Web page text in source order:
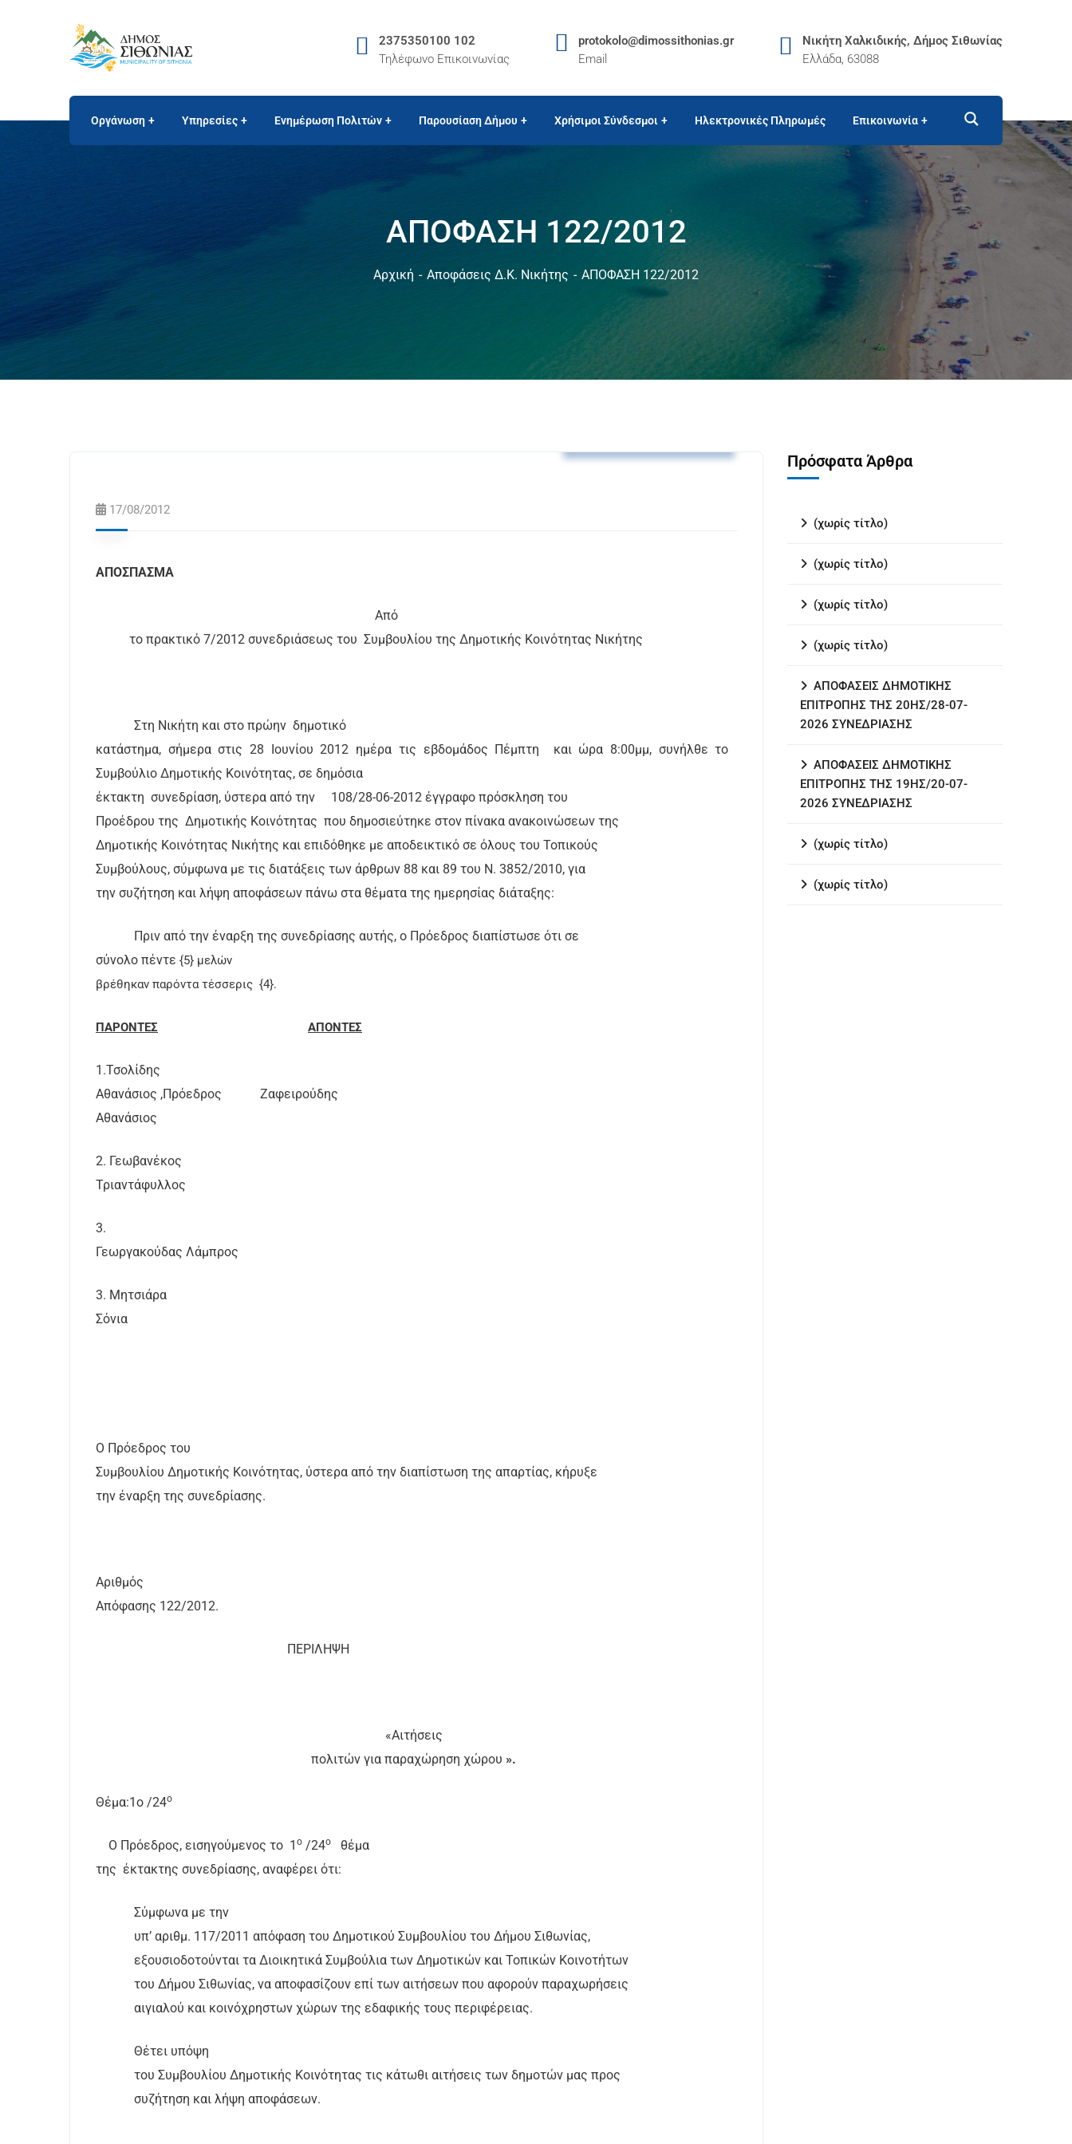
2375350100 102
Τηλέφωνο Επικοινωνίας
protokolo@dimossithonias.gr
Email
Νικήτη Χαλκιδικής, Δήμος Σιθωνίας
Ελλάδα, 63088
Οργάνωση Υπηρεσίες Ενημέρωση Πολιτών Παρουσίαση Δήμου Χρήσιμοι Σύνδεσμοι Ηλεκτρονικές Πληρωμές Επικοινωνία
ΑΠΟΦΑΣΗ 122/2012
Αρχική Αποφάσεις Δ.Κ. Νικήτης ΑΠΟΦΑΣΗ 122/2012
17/08/2012
ΑΠΟΣΠΑΣΜΑ
Από
το πρακτικό 7/2012 συνεδριάσεως του Συμβουλίου της Δημοτικής Κοινότητας Νικήτης
Στη Νικήτη και στο πρώην δημοτικό
κατάστημα, σήμερα στις 28 Ιουνίου 2012 ημέρα τις εβδομάδος Πέμπτη
και ώρα 8:00μμ, συνήλθε το
Συμβούλιο Δημοτικής Κοινότητας, σε δημόσια
έκτακτη συνεδρίαση, ύστερα από την
108/28-06-2012 έγγραφο πρόσκληση του
Προέδρου της Δημοτικής Κοινότητας που δημοσιεύτηκε στον πίνακα ανακοινώσεων της
Δημοτικής Κοινότητας Νικήτης και επιδόθηκε με αποδεικτικό σε όλους του Τοπικούς
Συμβούλους, σύμφωνα με τις διατάξεις των άρθρων 88 και 89 του Ν. 3852/2010, για
την συζήτηση και λήψη αποφάσεων πάνω στα θέματα της ημερησίας διάταξης:
Πριν από την έναρξη της συνεδρίασης αυτής, ο Πρόεδρος διαπίστωσε ότι σε
σύνολο πέντε {5} μελών
βρέθηκαν παρόντα τέσσερις {4}.
ΠΑΡΟΝΤΕΣ ΑΠΟΝΤΕΣ
1.Τσολίδης
Αθανάσιος ,Πρόεδρος
Ζαφειρούδης
Αθανάσιος
2. Γεωβανέκος
Τριαντάφυλλος
3.
Γεωργακούδας Λάμπρος
3. Μητσιάρα
Σόνια
Ο Πρόεδρος του
Συμβουλίου Δημοτικής Κοινότητας, ύστερα από την διαπίστωση της απαρτίας, κήρυξε
την έναρξη της συνεδρίασης.
Αριθμός
Απόφασης 122/2012.
ΠΕΡΙΛΗΨΗ
«Αιτήσεις
πολιτών για παραχώρηση χώρου ».
Θέμα:1o /24ο
Ο Πρόεδρος, εισηγούμενος το 1 ο /24ο
θέμα
της έκτακτης συνεδρίασης, αναφέρει ότι:
Σύμφωνα με την
υπ’ αριθμ. 117/2011 απόφαση του Δημοτικού Συμβουλίου του Δήμου Σιθωνίας,
εξουσιοδοτούνται τα Διοικητικά Συμβούλια των Δημοτικών και Τοπικών Κοινοτήτων
του Δήμου Σιθωνίας, να αποφασίζουν επί των αιτήσεων που αφορούν παραχωρήσεις
αιγιαλού και κοινόχρηστων χώρων της εδαφικής τους περιφέρειας.
Θέτει υπόψη
του Συμβουλίου Δημοτικής Κοινότητας τις κάτωθι αιτήσεις των δημοτών μας προς
συζήτηση και λήψη αποφάσεων.
Πρόσφατα Άρθρα
(χωρίς τίτλο)
(χωρίς τίτλο)
(χωρίς τίτλο)
(χωρίς τίτλο)
ΑΠΟΦΑΣΕΙΣ ΔΗΜΟΤΙΚΗΣ
ΕΠΙΤΡΟΠΗΣ ΤΗΣ 20ΗΣ/28-07-
2026 ΣΥΝΕΔΡΙΑΣΗΣ
ΑΠΟΦΑΣΕΙΣ ΔΗΜΟΤΙΚΗΣ
ΕΠΙΤΡΟΠΗΣ ΤΗΣ 19ΗΣ/20-07-
2026 ΣΥΝΕΔΡΙΑΣΗΣ
(χωρίς τίτλο)
(χωρίς τίτλο)